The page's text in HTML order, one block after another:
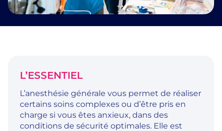
L’ESSENTIEL
L’anesthésie générale vous permet de réaliser
certains soins complexes ou d’être pris en
charge si vous êtes anxieux, dans des
conditions de sécurité optimales. Elle est